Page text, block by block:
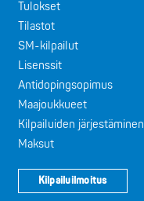
Tulokset
Tilastot
SM-kilpailut
Lisenssit
Antidopingsopimus
Maajoukkueet
Kilpailuiden järjestäminen
Maksut
Kilpailuilmoitus